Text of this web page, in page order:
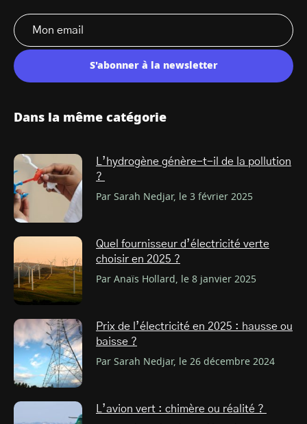
S'abonner à la newsletter
Dans la même catégorie
L’hydrogène génère-t-il de la pollution
?
Par Sarah Nedjar, le 3 février 2025
Quel fournisseur d’électricité verte
choisir en 2025 ?
Par Anaïs Hollard, le 8 janvier 2025
Prix de l’électricité en 2025 : hausse ou
baisse ?
Par Sarah Nedjar, le 26 décembre 2024
L’avion vert : chimère ou réalité ?